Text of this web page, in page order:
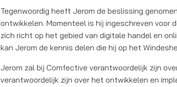
Tegenwoordig heeft Jerom de beslissing
ontwikkelen. Momenteel is hij ingeschreven voor
zich richt op het gebied van digitale handel en
kan Jerom de kennis delen die hij op het
Jerom zal bij Comfective verantwoordelijk zijn
verantwoordelijk zijn over het ontwikkelen en